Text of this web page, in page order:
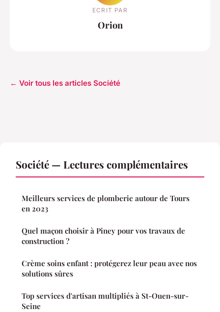
ECRIT PAR
Orion
← Voir tous les articles Société
Société — Lectures complémentaires
Meilleurs services de plomberie autour de Tours
en 2023
Quel maçon choisir à Piney pour vos travaux de
construction ?
Crème soins enfant : protégerez leur peau avec nos
solutions sûres
Top services d'artisan multipliés à St-Ouen-sur-
Seine